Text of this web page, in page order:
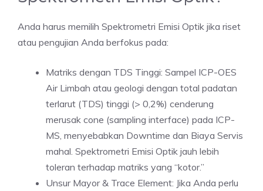
Anda harus memilih Spektrometri Emisi Optik jika riset
atau pengujian Anda berfokus pada:
Matriks dengan TDS Tinggi: Sampel ICP-OES
Air Limbah atau geologi dengan total padatan
terlarut (TDS) tinggi (> 0,2%) cenderung
merusak cone (sampling interface) pada ICP-
MS, menyebabkan Downtime dan Biaya Servis
mahal. Spektrometri Emisi Optik jauh lebih
toleran terhadap matriks yang “kotor.”
Unsur Mayor & Trace Element: Jika Anda perlu